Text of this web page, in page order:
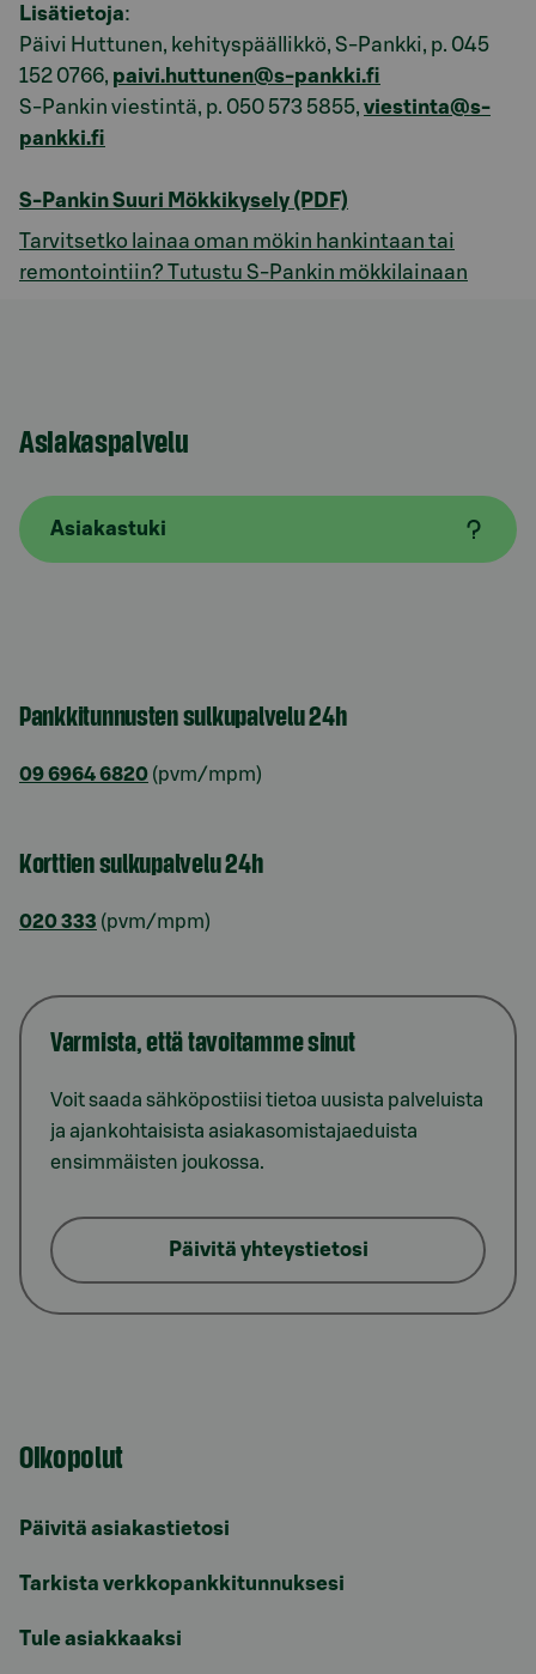
Lisätietoja:
Päivi Huttunen, kehityspäällikkö, S-Pankki, p. 045
152 0766, paivi.huttunen@s-pankki.fi
S-Pankin viestintä, p. 050 573 5855, viestinta@s-
pankki.fi
S-Pankin Suuri Mökkikysely (PDF)
Tarvitsetko lainaa oman mökin hankintaan tai
remontointiin? Tutustu S-Pankin mökkilainaan
Asiakaspalvelu
Asiakastuki
Pankkitunnusten sulkupalvelu 24h
09 6964 6820 (pvm/mpm)
Korttien sulkupalvelu 24h
020 333 (pvm/mpm)
Varmista, että tavoitamme sinut
Voit saada sähköpostiisi tietoa uusista palveluista
ja ajankohtaisista asiakasomistajaeduista
ensimmäisten joukossa.
Päivitä yhteystietosi
Oikopolut
Päivitä asiakastietosi
Tarkista verkkopankkitunnuksesi
Tule asiakkaaksi